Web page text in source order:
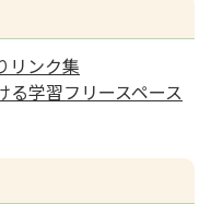
リンク集
る学習フリースペース